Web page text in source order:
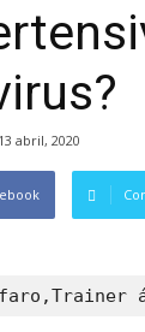
13 abril, 2020